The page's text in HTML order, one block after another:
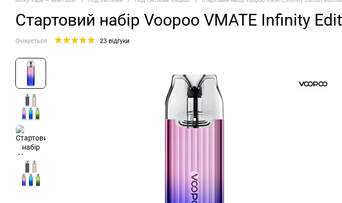
Стартовий набір Voopoo VMATE Infinity
Очікується 23 відгуки